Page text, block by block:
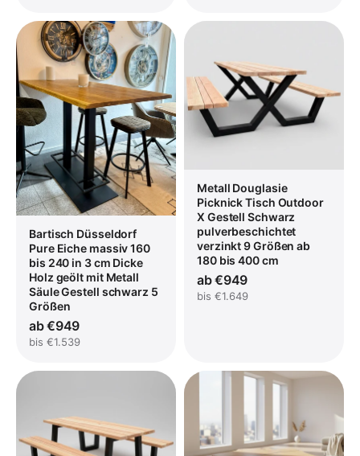
Bartisch Düsseldorf
Pure Eiche massiv 160
bis 240 in 3 cm Dicke
Holz geölt mit Metall
Säule Gestell schwarz 5
Größen
ab €949
bis €1.539
Metall Douglasie
Picknick Tisch Outdoor
X Gestell Schwarz
pulverbeschichtet
verzinkt 9 Größen ab
180 bis 400 cm
ab €949
bis €1.649
In den Warenkorb
Vollständige Produktseite ansehen